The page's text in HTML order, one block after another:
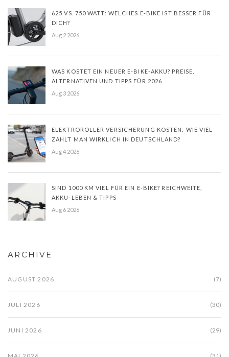
625 VS. 750 WATT: WELCHES E-BIKE IST BESSER FÜR
DICH?
Aug 2 2026
WAS KOSTET EIN NEUER E-BIKE-AKKU? PREISE,
ALTERNATIVEN UND TIPPS FÜR 2026
Aug 3 2026
ELEKTROROLLER VERSICHERUNG KOSTEN: WIE VIEL
ZAHLT MAN WIRKLICH IN DEUTSCHLAND?
Aug 4 2026
SIND 1000 KM VIEL FÜR EIN E-BIKE? REICHWEITE,
AKKU-LEBEN & TIPPS
Aug 6 2026
ARCHIVE
AUGUST 2026 (7)
JULI 2026 (30)
JUNI 2026 (29)